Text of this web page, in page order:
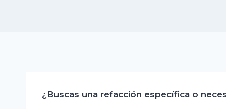
¿Buscas una refacción específica o